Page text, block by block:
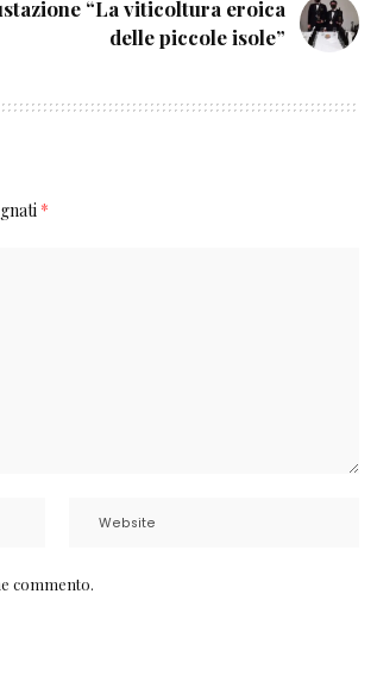
“La viticoltura eroica
delle piccole isole”
*
commento.